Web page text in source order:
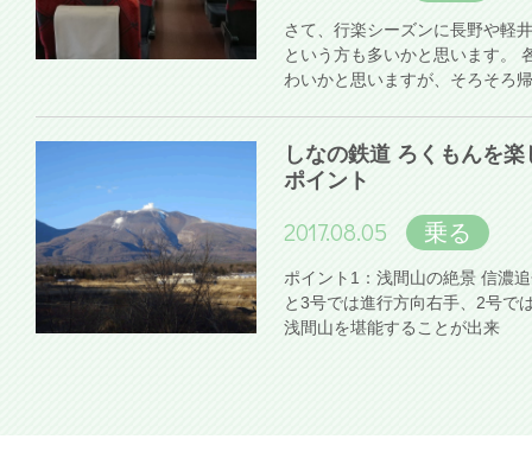
さて、行楽シーズンに長野や軽
という方も多いかと思います。
わいかと思いますが、そろそろ
しなの鉄道 ろくもんを
ポイント
2017.08.05 乗る
ポイント1：浅間山の絶景 信濃
と3号では進行方向右手、2号で
浅間山を堪能することが出来